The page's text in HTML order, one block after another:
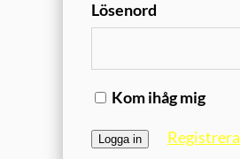
Lösenord
Kom ihåg mig
Registrera